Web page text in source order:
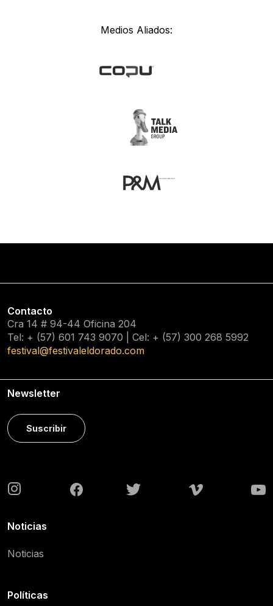
Medios Aliados:
Contacto
Cra 14 # 94-44 Oficina 204
Tel: + (57) 601 743 9070 | Cel: + (57) 300 268 5992
festival@festivaleldorado.com
Newsletter
Suscribir
Noticias
Noticias
Políticas